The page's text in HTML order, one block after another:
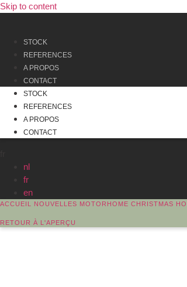
Skip to content
STOCK
REFERENCES
A PROPOS
CONTACT
STOCK
REFERENCES
A PROPOS
CONTACT
nl
fr
en
ACCUEIL NOUVELLES MOTORHOME CHRISTMAS
RETOUR À L'APERÇU